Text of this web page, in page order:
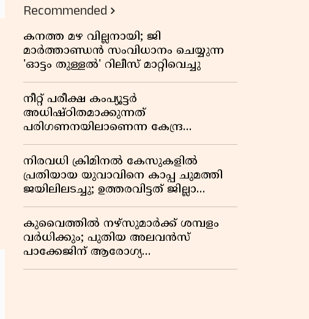
Recommended
കനത്ത മഴ വില്ലനായി; ജി
മാർത്താണ്ഡൻ സംവിധാനം ചെയ്യുന്ന
'ഓട്ടം തുള്ളൽ' റിലീസ് മാറ്റിവെച്ചു
നീറ്റ് പരീക്ഷ കംപ്യൂട്ടർ
അധിഷ്ഠിതമാക്കുന്നത്
പരിഗണനയിലാണെന്ന കേന്ദ്ര
സർക്കാരിൻ്റെ സത്യവാങ്മൂലത്തിൽ
മറുപടി നൽകാൻ ഹർജിക്കാരോട്
സുപ്രീംകോടതി
നിരവധി ക്രിമിനൽ കേസുകളിൽ
പ്രതിയായ യുവാവിനെ കാപ്പ ചുമത്തി
ജയിലിലടച്ചു; ഉത്തരവിട്ടത് ജില്ലാ
കളക്ടർ
കുവൈത്തിൽ നഴ്‌സുമാർക്ക് ശമ്പളം
വർധിക്കും; പുതിയ അലവൻസ്
പാക്കേജിന് ആരോഗ്യ
മന്ത്രാലയത്തിൻ്റെ അംഗീകാരം